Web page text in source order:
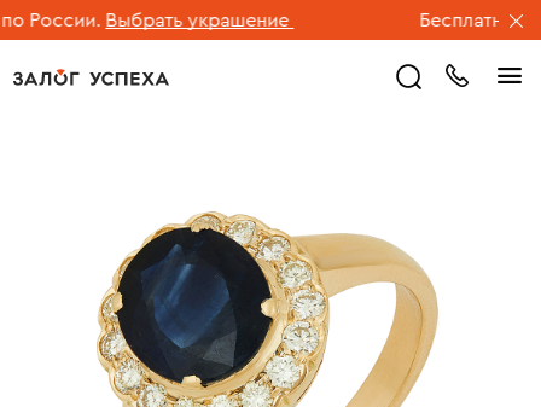
России. Выбрать украшение Бесплатная